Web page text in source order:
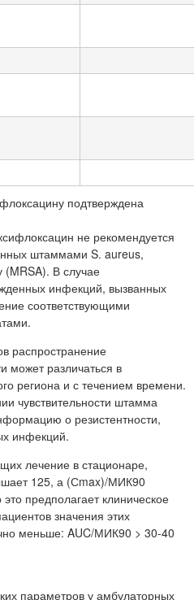
подтверждена
не рекомендуется
штаммами S. aureus,
(MRSA). В случае
инфекций, вызванных
соответствующими
распространение
может различаться в
региона и с течением времени.
чувствительности штамма
о резистентности,
инфекций.
лечение в стационаре,
125, а (Сmax)/МИК90
предполагает клиническое
значения этих
меньше: AUC/МИК90 > 30-40
параметров у амбулаторных